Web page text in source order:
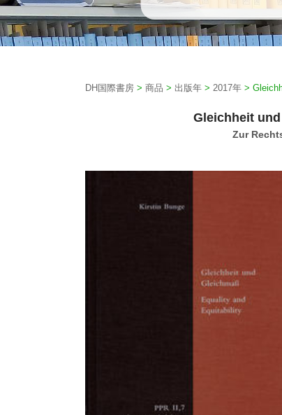
DH国際書房 > 商品 > 出版年 > 2017年 >
Gleichheit
Zur